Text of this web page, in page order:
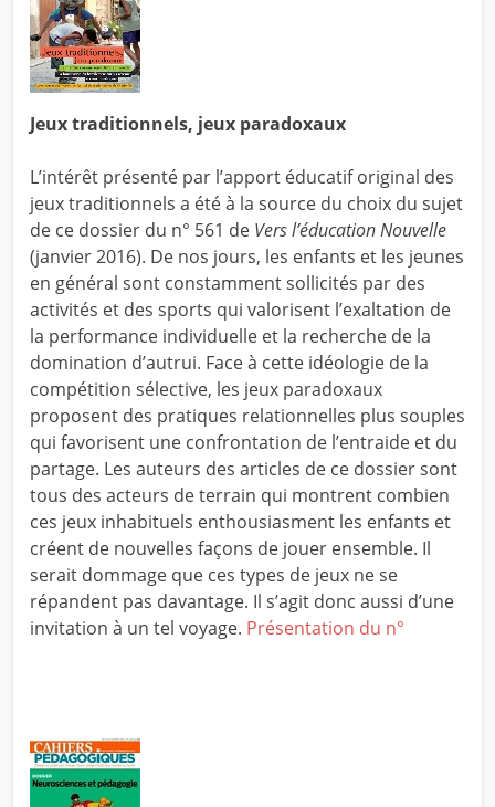
Jeux traditionnels, jeux paradoxaux
L’intérêt présenté par l’apport éducatif original des
jeux traditionnels a été à la source du choix du sujet
de ce dossier du n° 561 de Vers l’éducation Nouvelle
(janvier 2016). De nos jours, les enfants et les jeunes
en général sont constamment sollicités par des
activités et des sports qui valorisent l’exaltation de
la performance individuelle et la recherche de la
domination d’autrui. Face à cette idéologie de la
compétition sélective, les jeux paradoxaux
proposent des pratiques relationnelles plus souples
qui favorisent une confrontation de l’entraide et du
partage. Les auteurs des articles de ce dossier sont
tous des acteurs de terrain qui montrent combien
ces jeux inhabituels enthousiasment les enfants et
créent de nouvelles façons de jouer ensemble. Il
serait dommage que ces types de jeux ne se
répandent pas davantage. Il s’agit donc aussi d’une
invitation à un tel voyage. Présentation du n°